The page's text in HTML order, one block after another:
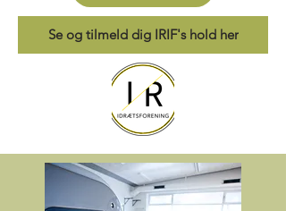
Se og tilmeld dig IRIF's hold her